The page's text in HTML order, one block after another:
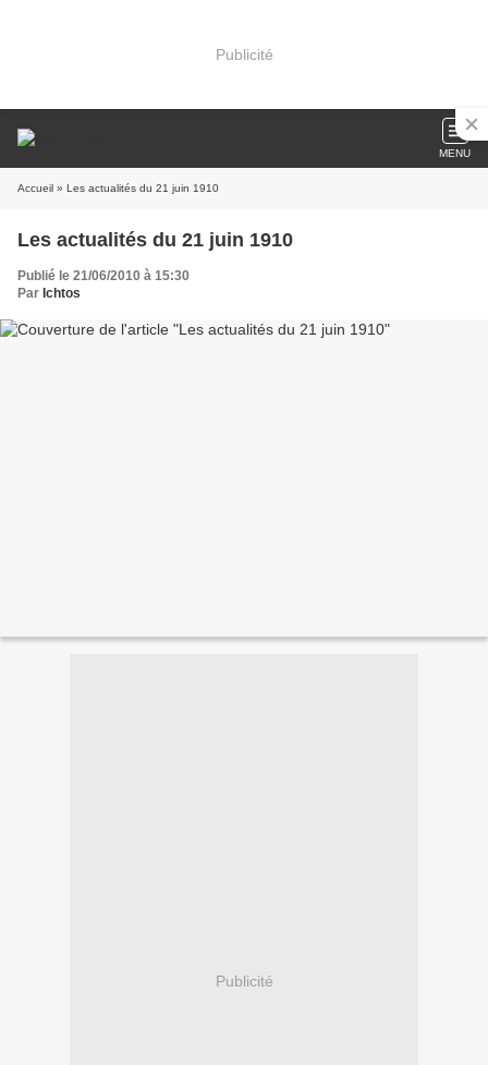
Publicité
MENU
Accueil » Les actualités du 21 juin 1910
Les actualités du 21 juin 1910
Publié le 21/06/2010 à 15:30
Par Ichtos
Publicité